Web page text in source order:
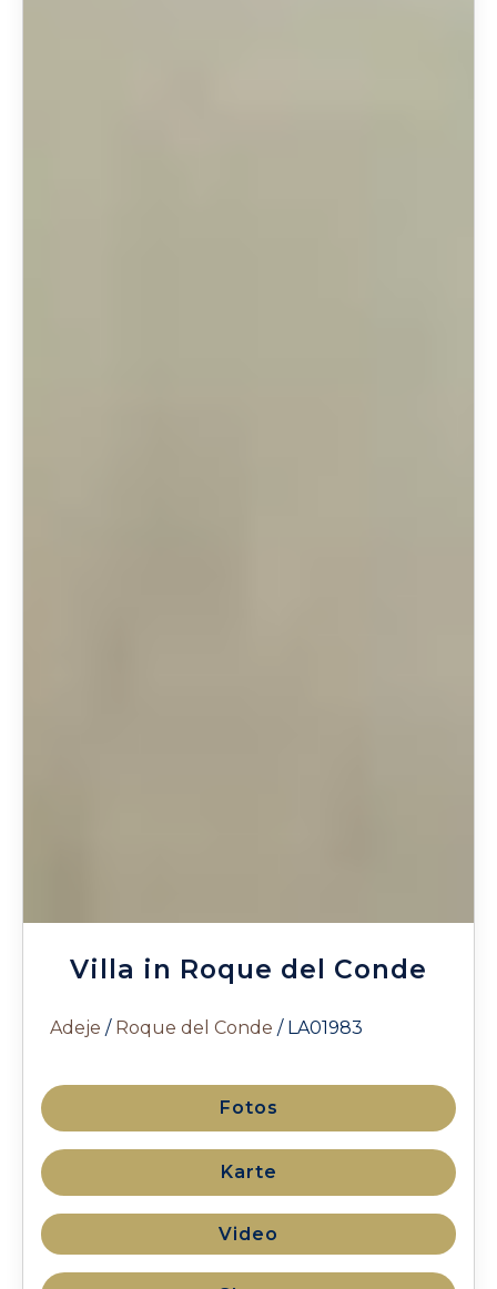
Villa in Roque del Conde
Adeje / Roque del Conde / LA01983
Fotos
Karte
Video